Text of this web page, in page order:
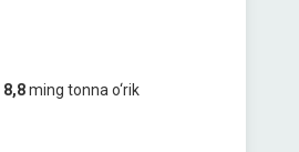
8,8ming tonna o‘rik